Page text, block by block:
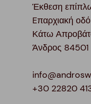
Έκθεση
Eπαρχιακή
Κάτω
Άνδρος 84501
+30 22820